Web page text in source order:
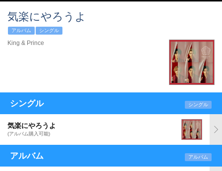
気楽にやろうよ
アルバム シングル
King & Prince
シングル シングル
気楽にやろうよ
(アルバム購入可能)
アルバム アルバム